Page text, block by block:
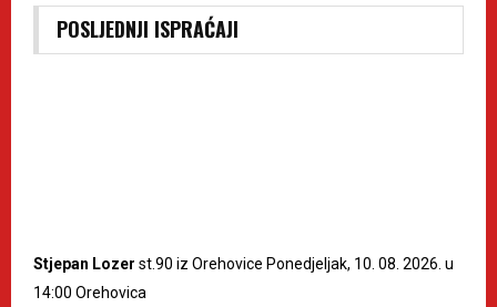
POSLJEDNJI ISPRAĆAJI
Stjepan Lozer st.90 iz Orehovice Ponedjeljak, 10. 08. 2026. u
14:00 Orehovica